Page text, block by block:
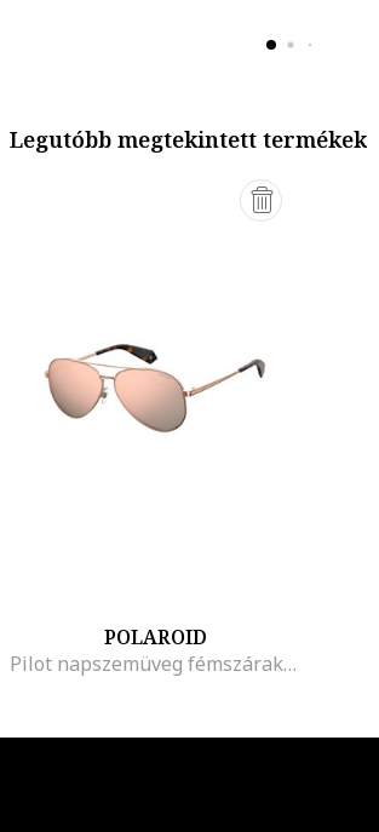
Legutóbb megtekintett termékek
POLAROID
Pilot napszemüveg fémszárakkal